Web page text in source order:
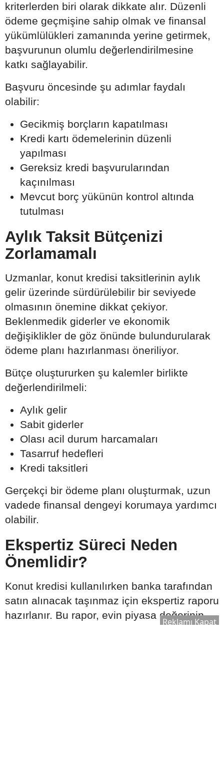
kriterlerden biri olarak dikkate alır. Düzenli
ödeme geçmişine sahip olmak ve finansal
yükümlülükleri zamanında yerine getirmek,
başvurunun olumlu değerlendirilmesine
katkı sağlayabilir.
Başvuru öncesinde şu adımlar faydalı
olabilir:
Gecikmiş borçların kapatılması
Kredi kartı ödemelerinin düzenli
yapılması
Gereksiz kredi başvurularından
kaçınılması
Mevcut borç yükünün kontrol altında
tutulması
Aylık Taksit Bütçenizi
Zorlamamalı
Uzmanlar, konut kredisi taksitlerinin aylık
gelir üzerinde sürdürülebilir bir seviyede
olmasının önemine dikkat çekiyor.
Beklenmedik giderler ve ekonomik
değişiklikler de göz önünde bulundurularak
ödeme planı hazırlanması öneriliyor.
Bütçe oluştururken şu kalemler birlikte
değerlendirilmeli:
Aylık gelir
Sabit giderler
Olası acil durum harcamaları
Tasarruf hedefleri
Kredi taksitleri
Gerçekçi bir ödeme planı oluşturmak, uzun
vadede finansal dengeyi korumaya yardımcı
olabilir.
Ekspertiz Süreci Neden
Önemlidir?
Konut kredisi kullanılırken banka tarafından
satın alınacak taşınmaz için ekspertiz raporu
hazırlanır. Bu rapor, evin piyasa değerinin
Reklamı Kapat